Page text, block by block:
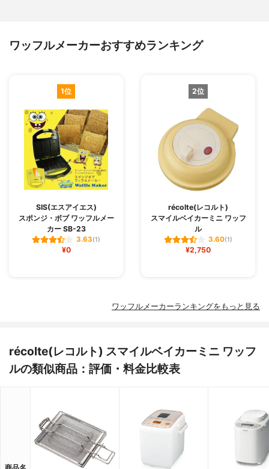
ワッフルメーカーおすすめランキング
1位
SIS(エスアイエス)
スポンジ・ボブ ワッフルメー
カー SB-23
3.63(1)
¥0
2位
récolte(レコルト)
スマイルベイカーミニ ワッフ
ル
3.60(1)
¥2,750
ワッフルメーカーランキングをもっと見る
récolte(レコルト) スマイルベイカーミニ ワッフ
ルの類似商品：評価・料金比較表